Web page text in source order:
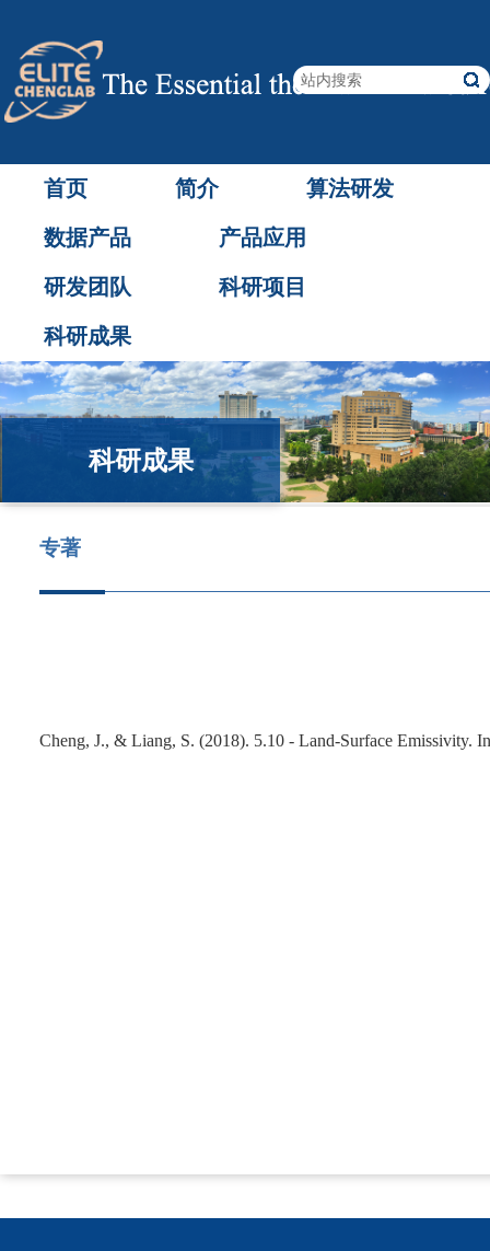
首页 简介 算法研发
数据产品 产品应用
研发团队 科研项目
科研成果
科研成果
专著
Cheng, J., & Liang, S. (2018). 5.10 - Land-Surface Emissivity.